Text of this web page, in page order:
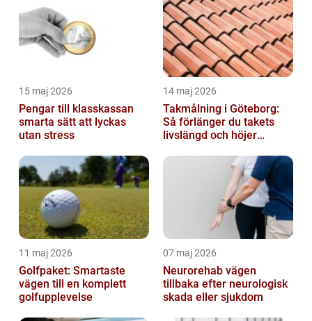
15 maj 2026
Pengar till klasskassan
smarta sätt att lyckas
utan stress
14 maj 2026
Takmålning i Göteborg:
Så förlänger du takets
livslängd och höjer
11 maj 2026
Golfpaket: Smartaste
vägen till en komplett
golfupplevelse
07 maj 2026
Neurorehab vägen
tillbaka efter neurologisk
skada eller sjukdom